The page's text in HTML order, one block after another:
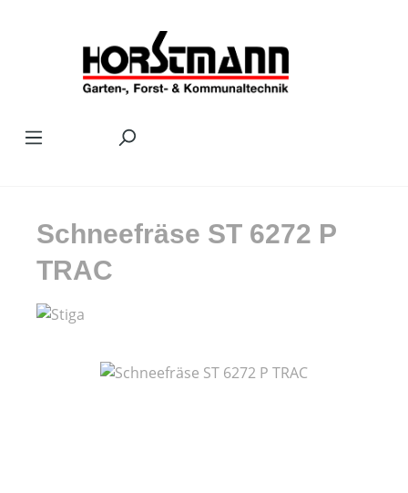
Schneefräse ST 6272 P
TRAC
Bildergalerie überspringen